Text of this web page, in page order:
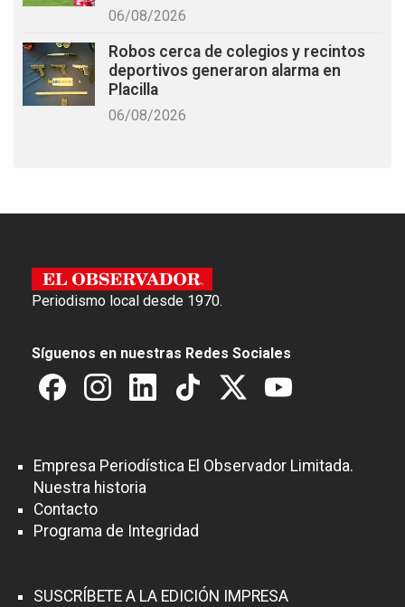
06/08/2026
Robos cerca de colegios y recintos
deportivos generaron alarma en
Placilla
06/08/2026
Periodismo local desde 1970.
Síguenos en nuestras Redes Sociales
Empresa Periodística El Observador Limitada.
Nuestra historia
Contacto
Programa de Integridad
SUSCRÍBETE A LA EDICIÓN IMPRESA